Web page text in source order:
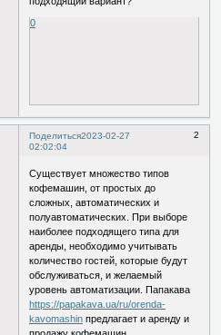
0
Поделиться 2
2023-02-27
02:02:04
Существует множество типов
кофемашин, от простых до
сложных, автоматических и
полуавтоматических. При выборе
наиболее подходящего типа для
аренды, необходимо учитывать
количество гостей, которые будут
обслуживаться, и желаемый
уровень автоматизации. Папакава
https://papakava.ua/ru/orenda-
kavomashin предлагает и аренду и
продажу кофемашин.